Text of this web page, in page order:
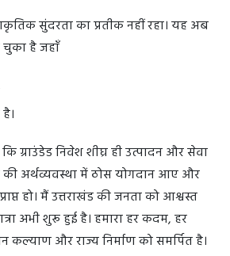
सुंदरता का प्रतीक नहीं रहा। यह अब
चुका है जहाँ
ग्राउंडेड निवेश शीघ्र ही उत्पादन और सेवा
की अर्थव्यवस्था में ठोस योगदान आए और
हो। मैं उत्तराखंड की जनता को आश्वस्त
अभी शुरू हुई है। हमारा हर कदम, हर
कल्याण और राज्य निर्माण को समर्पित है।